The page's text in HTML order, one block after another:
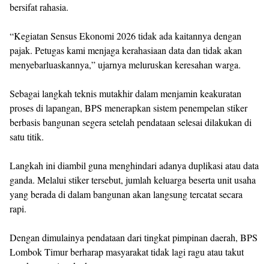
bersifat rahasia.
“Kegiatan Sensus Ekonomi 2026 tidak ada kaitannya dengan
pajak. Petugas kami menjaga kerahasiaan data dan tidak akan
menyebarluaskannya,” ujarnya meluruskan keresahan warga.
Sebagai langkah teknis mutakhir dalam menjamin keakuratan
proses di lapangan, BPS menerapkan sistem penempelan stiker
berbasis bangunan segera setelah pendataan selesai dilakukan di
satu titik.
Langkah ini diambil guna menghindari adanya duplikasi atau data
ganda. Melalui stiker tersebut, jumlah keluarga beserta unit usaha
yang berada di dalam bangunan akan langsung tercatat secara
rapi.
Dengan dimulainya pendataan dari tingkat pimpinan daerah, BPS
Lombok Timur berharap masyarakat tidak lagi ragu atau takut